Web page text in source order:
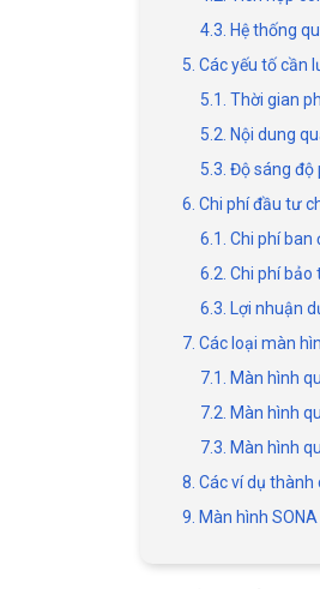
4.3. Hệ thống
5. Các yếu tố cần
5.1. Thời gian
5.2. Nội dung
5.3. Độ sáng độ
6. Chi phí đầu tư
6.1. Chi phí ban
6.2. Chi phí bảo
6.3. Lợi nhuận
7. Các loại màn
7.1. Màn hình
7.2. Màn hình
7.3. Màn hình
8. Các ví dụ
9. Màn hình